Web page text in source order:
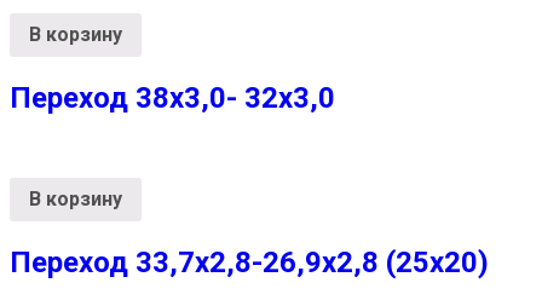
В корзину
Переход 38х3,0- 32х3,0
В корзину
Переход 33,7х2,8-26,9х2,8 (25х20)